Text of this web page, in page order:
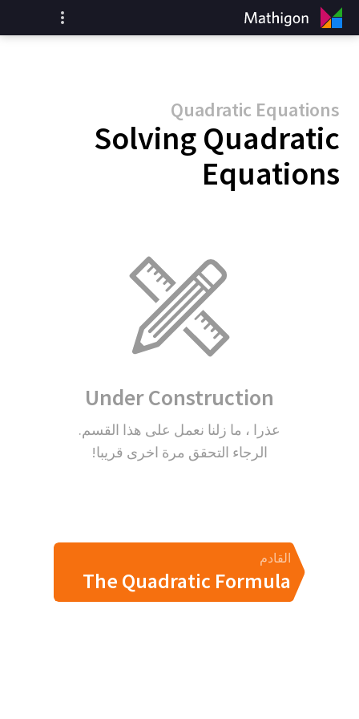
Quadratic Equations
Solving Quadratic
Equations
Under Construction
عذرا ، ما زلنا نعمل على هذا القسم.
الرجاء التحقق مرة اخرى قريبا!
القادم
The Quadratic Formula